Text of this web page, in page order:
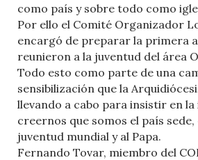
como país y sobre todo como
Por ello el Comité Organizador
encargó de preparar la primera
reunieron a la juventud del área
Todo esto como parte de una
sensibilización que la
llevando a cabo para insistir en
creernos que somos el país
juventud mundial y al Papa.
Fernando Tovar, miembro del